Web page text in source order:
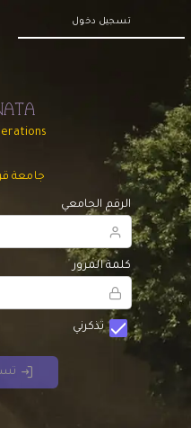
تسجيل دخول
جامعة
الرقم الجامعي
كلمة المرور
check تذكرني